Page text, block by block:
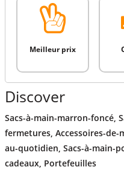
Meilleur prix
Discover
Sacs-à-main-marron-foncé,
fermetures, Accessoires-
au-quotidien, Sacs-à-main-
cadeaux, Portefeuilles